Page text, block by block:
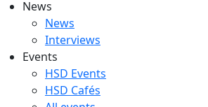
News
News
Interviews
Events
HSD Events
HSD Cafés